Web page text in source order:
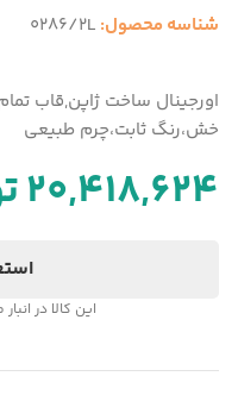
شناسه محصول: 0286/2L
اورجینال ساخت ژاپن,قاب
خش،رنگ ثابت،چرم طبیعی
20,418,624
این کالا در